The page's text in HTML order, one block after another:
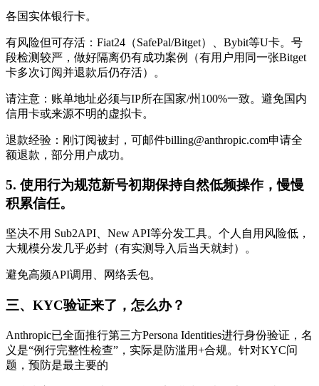
各国实体银行卡。
有风险但可存活：Fiat24（SafePal/Bitget）、Bybit等U卡。号
段检测较严，做好隔离仍有成功案例（有用户用同一张Bitget
卡多次订阅并退款后仍存活）。
请注意：账单地址必须与IP所在国家/州100%一致。避免国内
信用卡或来源不明的虚拟卡。
退款经验：刚订阅被封，可邮件billing@anthropic.com申请全
额退款，部分用户成功。
5. 使用行为规范新号初期保持自然低频操作，慢慢
积累信任。
坚决不用 Sub2API、New API等分发工具。个人自用风险低，
大规模分发几乎必封（有实测导入后当天就封）。
避免高频API调用、网络丢包。
三、KYC验证来了，怎么办？
Anthropic已全面推行第三方Persona Identities进行身份验证，名
义是“例行完整性检查”，实际是防滥用+合规。针对KYC问
题，预防是最主要的